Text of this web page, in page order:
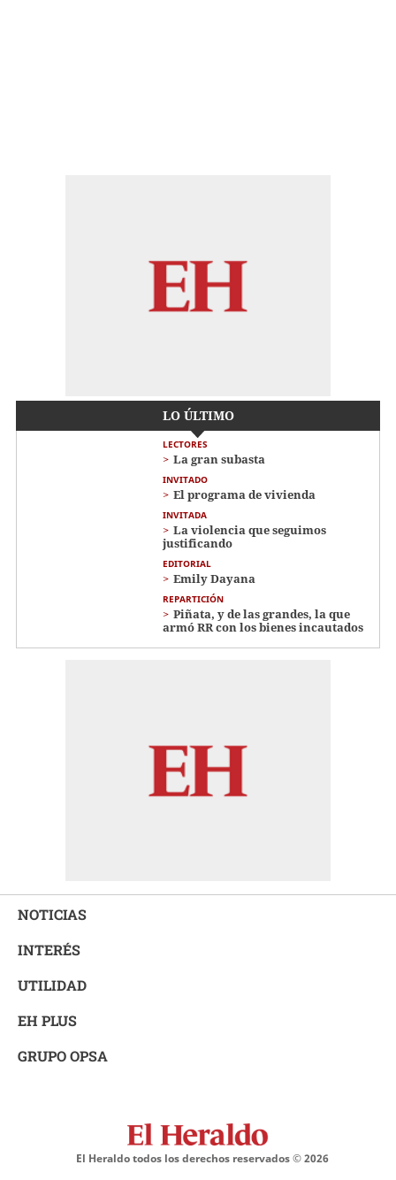
LO ÚLTIMO
LECTORES
La gran subasta
INVITADO
El programa de vivienda
INVITADA
La violencia que seguimos
justificando
EDITORIAL
Emily Dayana
REPARTICIÓN
Piñata, y de las grandes, la que
armó RR con los bienes incautados
NOTICIAS
INTERÉS
UTILIDAD
EH PLUS
GRUPO OPSA
El Heraldo todos los derechos reservados ©2026